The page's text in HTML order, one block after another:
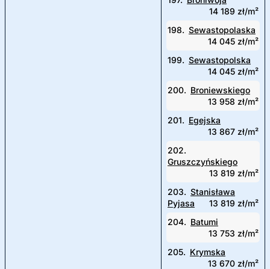
14 189 zł/m²
198. Sewastopolaska
14 045 zł/m²
199. Sewastopolska
14 045 zł/m²
200. Broniewskiego
13 958 zł/m²
201. Egejska
13 867 zł/m²
202.
Gruszczyńskiego
13 819 zł/m²
203. Stanisława
Pyjasa
13 819 zł/m²
204. Batumi
13 753 zł/m²
205. Krymska
13 670 zł/m²